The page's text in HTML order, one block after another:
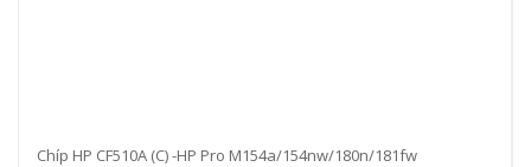
Chíp HP CF510A (C) -HP Pro M154a/154nw/180n/181fw